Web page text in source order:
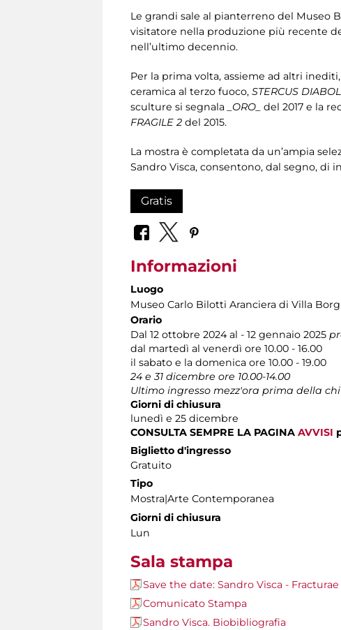
Le grandi sale al pianterreno del Museo
visitatore nella produzione più recente
nell’ultimo decennio.
Per la prima volta, assieme ad altri
ceramica al terzo fuoco, STERCUS
sculture si segnala
_ORO_ del 2017 e la
FRAGILE 2 del 2015.
La mostra è completata da un’ampia
Sandro Visca, consentono, dal segno, di
Gratis
Informazioni
Luogo
Museo Carlo Bilotti Aranciera di Villa
Orario
Dal 12 ottobre 2024 al - 12 gennaio 2025
dal martedì al venerdì ore 10.00 - 16.00
il sabato e la domenica ore 10.00 - 19.00
24 e 31 dicembre ore 10.00-14.00
Ultimo ingresso mezz'ora prima della
Giorni di chiusura
lunedì e 25 dicembre
CONSULTA SEMPRE LA PAGINA AVVISI
Biglietto d'ingresso
Gratuito
Tipo
Mostra|Arte Contemporanea
Giorni di chiusura
Lun
Sala stampa
Save the date: Sandro Visca - Fracturae
Comunicato Stampa
Sandro Visca. Biobibliografia